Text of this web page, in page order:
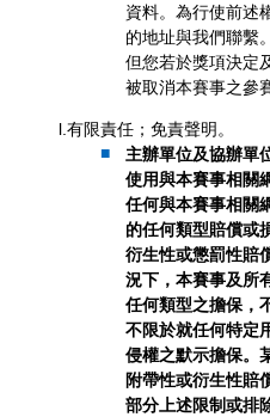
資料。為行使前述
的地址與我們聯繫
但您若於獎項決定
被取消本賽事之參
l.有限責任；免責聲明。
主辦單位及協辦單
使用與本賽事相關
任何與本賽事相關
的任何類型賠償或
衍生性或懲罰性賠
況下，本賽事及所
任何類型之擔保，
不限於就任何特定
侵權之默示擔保。
附帶性或衍生性賠
部分上述限制或排